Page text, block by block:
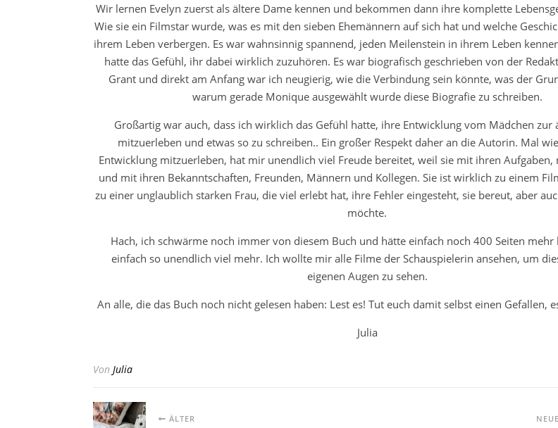
Wir lernen Evelyn zuerst als ältere Dame kennen und bekommen dann ihre komplette
Wie sie ein Filmstar wurde, was es mit den sieben Ehemännern auf sich hat und welche
ihrem Leben verbergen. Es war wahnsinnig spannend, jeden Meilenstein in ihrem Leben
hatte das Gefühl, ihr dabei wirklich zuzuhören. Es war biografisch geschrieben von der
Grant und direkt am Anfang war ich neugierig, wie die Verbindung sein könnte, was der
warum gerade Monique ausgewählt wurde diese Biografie zu schreiben.
Großartig war auch, dass ich wirklich das Gefühl hatte, ihre Entwicklung vom Mädchen zur
mitzuerleben und etwas so zu schreiben.. Ein großer Respekt daher an die Autorin. Mal
Entwicklung mitzuerleben, hat mir unendlich viel Freude bereitet, weil sie mit ihren Aufgaben,
und mit ihren Bekanntschaften, Freunden, Männern und Kollegen. Sie ist wirklich zu einem
zu einer unglaublich starken Frau, die viel erlebt hat, ihre Fehler eingesteht, sie bereut, aber
möchte.
Hach, ich schwärme noch immer von diesem Buch und hätte einfach noch 400 Seiten mehr
einfach so unendlich viel mehr. Ich wollte mir alle Filme der Schauspielerin ansehen, um
eigenen Augen zu sehen.
An alle, die das Buch noch nicht gelesen haben: Lest es! Tut euch damit selbst einen Gefallen,
Julia
Von Julia
ÄLTER